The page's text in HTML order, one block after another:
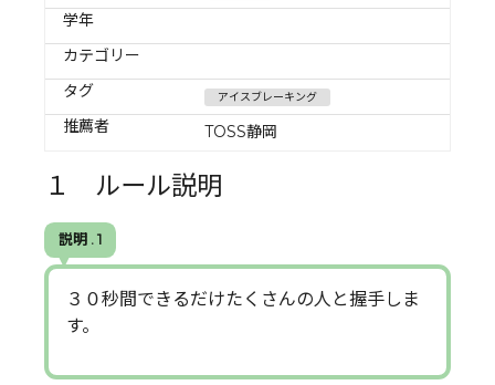
学年
カテゴリー
タグ
アイスブレーキング
推薦者 TOSS静岡
１ ルール説明
説明 . 1
３０秒間できるだけたくさんの人と握手しま
す。